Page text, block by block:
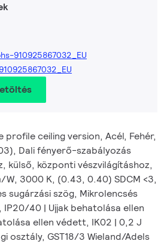
910925867032_EU
profile ceiling version, Acél, Fehér,
Dali fényerő-szabályozás
külső, központi vészvilágításhoz,
W, 3000 K, (0.43, 0.40) SDCM <3,
sugárzási szög, Mikrolencsés
40 | Ujjak behatolása ellen
ellen védett, IK02 | 0,2 J
osztály, GST18/3 Wieland/Adels